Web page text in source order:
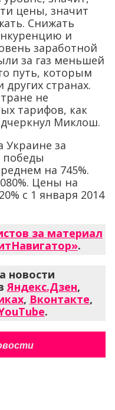
цены, значит
Снижать
и
заработной
за газ меньшей
путь, которым
странах.
не
тарифов, как
Миклош.
за
победы
на 745%.
Цены на
с 1 января 2014
за материал
.
новости
Яндекс.Дзен,
, Вконтакте,
.